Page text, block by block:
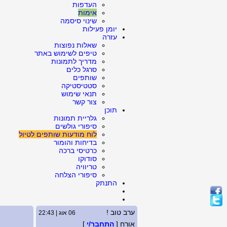
העדפות
אימות
שינוי סיסמה
יומן פעילות
עזרה
שאלות נפוצות
טיפים לשימוש באתר
מדריך לתמונות
סרגל כלים
שותפים
סטטיסטיקה
תנאי שימוש
צור קשר
תוכן
גלריית תמונות
סיפורי גולשים
לוח מודעות שותפים לטיול
בדיחות והומור
כרטיסי ברכה
סודוקו
טריוויה
סיפורי הצלחה
התנתק
ערב טוב ! 06 אוג | 22:43
אורח [ התחבר/י ]